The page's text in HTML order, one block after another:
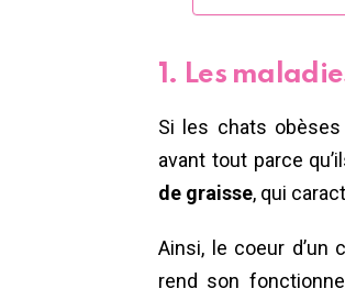
1. Les
Si les chats
avant tout parce
de graisse, qui
Ainsi, le coeur d’un
rend son